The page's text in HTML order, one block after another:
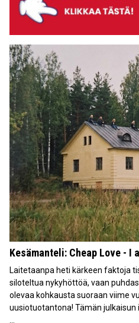
Kesämanteli: Cheap Love - I
Laitetaanpa heti kärkeen faktoja
siloteltua nykyhöttöä, vaan
olevaa kohkausta suoraan viime
uusiotuotantona! Tämän